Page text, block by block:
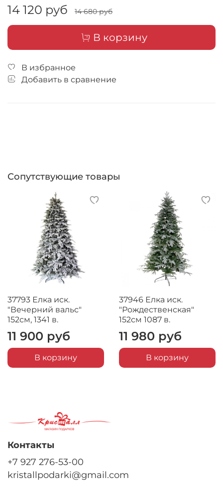
14 120 руб 14 680 руб
В корзину
В избранное
Добавить в сравнение
Сопутствующие товары
37793 Елка иск.
"Вечерний вальс"
152см, 1341 в.
11 900 руб
В корзину
37946 Елка иск.
"Рождественская"
152см 1087 в.
11 980 руб
В корзину
Контакты
+7 927 276-53-00
kristallpodarki@gmail.com